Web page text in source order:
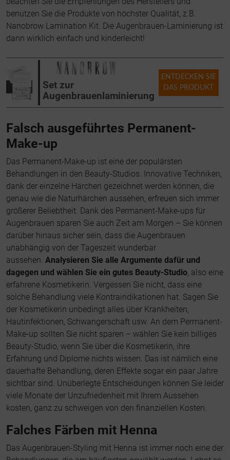
benutzen Sie die Produkte von höchster Qualität, z.B.
Nanobrow Lamination Kit. Die Augenbrauen-Laminierung ist
dann wirklich einfach und kinderleicht!
Set zur
Augenbrauenlaminierung
ENTDECKEN SIE
DAS PRODUKT
Falsch ausgeführtes Permanent-
Make-up
Das Permanent-Make-up ist eine der populärsten
Behandlungen in den Beauty-Studios. Innovative Techniken,
dank der einzelne Härchen gezeichnet werden können, die
genau wie die Naturhärchen aussehen, erfreuen sich immer
größerer Beliebtheit. Dank des Permanent-Make-ups für
Augenbrauen sparen Sie auch Zeit am Morgen – Sie können
darüber hinaus sicher sein, dass die Augenbrauen
unabhängig von der Tageszeit wunderbar
aussehen. Analysieren Sie alle Argumente dafür und
dagegen und wählen Sie ein gutes Beauty-Studio, also eine
erfahrene Kosmetikerin. Vergessen Sie nicht, dass eine
solche Behandlung viele Kontraindikationen hat. Sagen Sie
der Kosmetikerin unbedingt alles über Krankheiten,
Hautinfektionen, Schwangerschaft usw. An dem Permanent-
Make-up sollten Sie nicht sparen – wählen Sie kein billiges
Beauty-Studio, wenn Sie über die Kosmetikerin, ihre
Erfahrung und Diplome nichts wissen. Das ist nämlich eine
dauerhafte Behandlung, deren Effekte sogar ein paar Jahre
sichtbar sind. Unüberlegte Entscheidungen können Sie leider
viele Monate der Unzufriedenheit mit Ihrem Aussehen
kosten, ganz zu schweigen von den finanziellen Kosten.
Falches Färben mit Henna
Das Augenbrauen-Styling mit Henna ist immer noch eine der